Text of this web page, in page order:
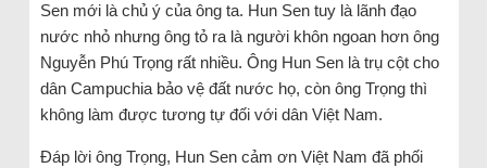
Sen mới là chủ ý của ông ta. Hun Sen tuy là lãnh đạo
nước nhỏ nhưng ông tỏ ra là người khôn ngoan hơn ông
Nguyễn Phú Trọng rất nhiều. Ông Hun Sen là trụ cột cho
dân Campuchia bảo vệ đất nước họ, còn ông Trọng thì
không làm được tương tự đối với dân Việt Nam.
Đáp lời ông Trọng, Hun Sen cảm ơn Việt Nam đã phối